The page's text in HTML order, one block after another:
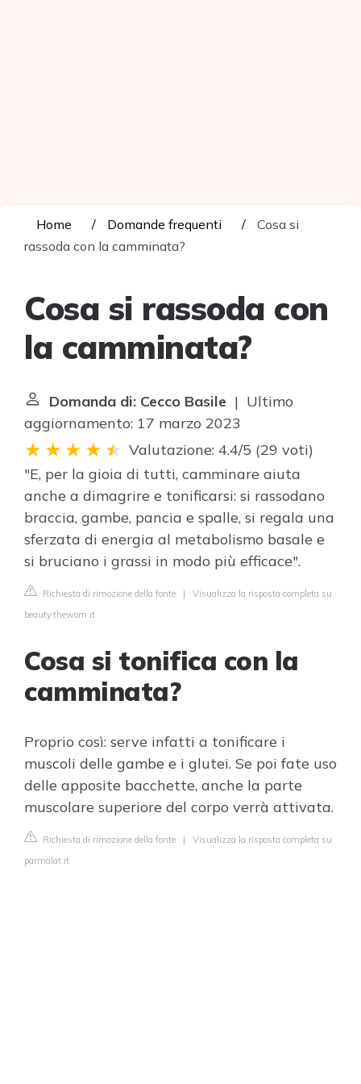
Home Domande frequenti
Cosa si
rassoda con la camminata?
Cosa si rassoda con
la camminata?
Domanda di: Cecco Basile | Ultimo
aggiornamento: 17 marzo 2023
Valutazione: 4.4/5 (29 voti)
"E, per la gioia di tutti, camminare aiuta
anche a dimagrire e tonificarsi: si rassodano
braccia, gambe, pancia e spalle, si regala una
sferzata di energia al metabolismo basale e
si bruciano i grassi in modo più efficace".
Richiesta di rimozione della fonte | Visualizza la risposta completa su
beauty.thewom.it
Cosa si tonifica con la
camminata?
Proprio così: serve infatti a tonificare i
muscoli delle gambe e i glutei. Se poi fate uso
delle apposite bacchette, anche la parte
muscolare superiore del corpo verrà attivata.
Richiesta di rimozione della fonte | Visualizza la risposta completa su
parmalat.it